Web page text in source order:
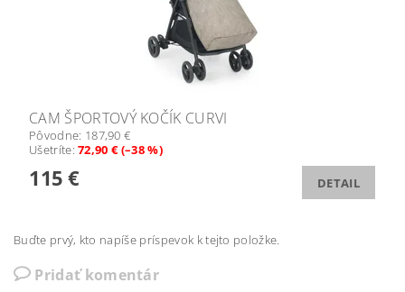
CAM ŠPORTOVÝ KOČÍK CURVI
Pôvodne: 187,90 €
Ušetríte:72,90 € (–38 %)
115 € DETAIL
Buďte prvý, kto napíše príspevok k tejto položke.
Pridať komentár